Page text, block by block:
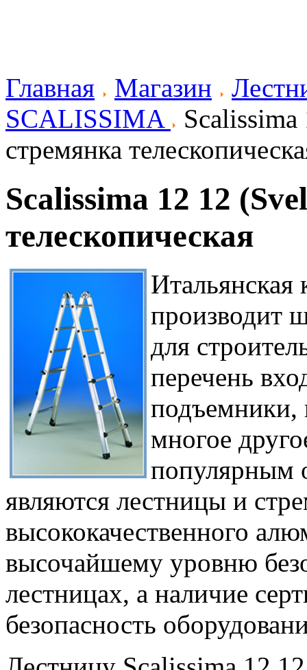
Главная Магазин
SCALISSIMA
стремянка
Scalissima 12 12
телескопическая
Итальянская
производит
для
перечень
подъемники,
многое
популярным
являются лестницы и
высококачественного
высочайшему уровню
лестницах, а наличие
безопасность